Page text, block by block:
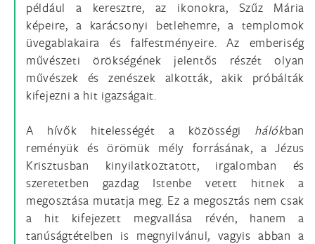
például a keresztre, az ikonokra, Szűz Mária
képeire, a karácsonyi betlehemre, a templomok
üvegablakaira és falfestményeire. Az emberiség
művészeti örökségének jelentős részét olyan
művészek és zenészek alkották, akik próbálták
kifejezni a hit igazságait.
A hívők hitelességét a közösségi hálókban
reményük és örömük mély forrásának, a Jézus
Krisztusban kinyilatkoztatott, irgalomban és
szeretetben gazdag Istenbe vetett hitnek a
megosztása mutatja meg. Ez a megosztás nem csak
a hit kifejezett megvallása révén, hanem a
tanúságtételben is megnyilvánul, vagyis abban a